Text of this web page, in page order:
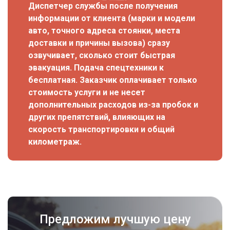
Диспетчер службы после получения
информации от клиента (марки и модели
авто, точного адреса стоянки, места
доставки и причины вызова) сразу
озвучивает, сколько стоит быстрая
эвакуация. Подача спецтехники к
бесплатная. Заказчик оплачивает только
стоимость услуги и не несет
дополнительных расходов из-за пробок и
других препятствий, влияющих на
скорость транспортировки и общий
километраж.
Предложим лучшую цену